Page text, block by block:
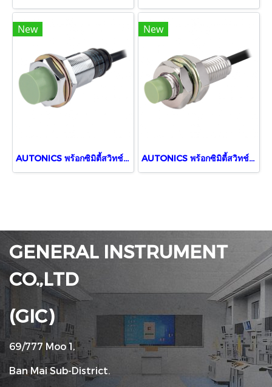
New
AUTONICS พร้อกซิมิตี้สวิทช์ PR18-8DN
New
AUTONICS พร้อกซิมิตี้สวิทช์ PR08-2DN
GENERAL INSTRUMENT
CO.,LTD
(GIC)
69/777 Moo 1,
Ban Mai Sub-District.